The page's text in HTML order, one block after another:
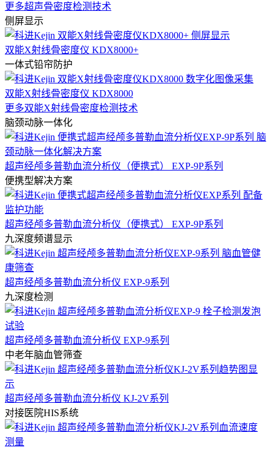
更多超声骨密度检测技术
侧屏显示
双能X射线骨密度仪 KDX8000+
一体式铅帘防护
双能X射线骨密度仪 KDX8000
更多双能X射线骨密度检测技术
脑颈动脉一体化
超声经颅多普勒血流分析仪（便携式） EXP-9P系列
便携型解决方案
超声经颅多普勒血流分析仪（便携式） EXP-9P系列
九深度频谱显示
超声经颅多普勒血流分析仪 EXP-9系列
九深度检测
超声经颅多普勒血流分析仪 EXP-9系列
中老年脑血管筛查
超声经颅多普勒血流分析仪 KJ-2V系列
对接医院HIS系统